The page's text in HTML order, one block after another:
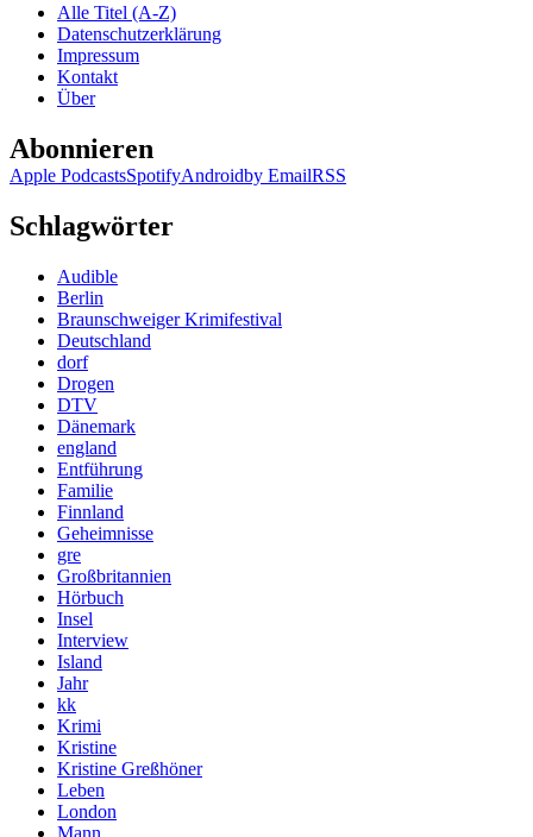
Alle Titel (A-Z)
Datenschutzerklärung
Impressum
Kontakt
Über
Abonnieren
Apple PodcastsSpotifyAndroidby EmailRSS
Schlagwörter
Audible
Berlin
Braunschweiger Krimifestival
Deutschland
dorf
Drogen
DTV
Dänemark
england
Entführung
Familie
Finnland
Geheimnisse
gre
Großbritannien
Hörbuch
Insel
Interview
Island
Jahr
kk
Krimi
Kristine
Kristine Greßhöner
Leben
London
Mann